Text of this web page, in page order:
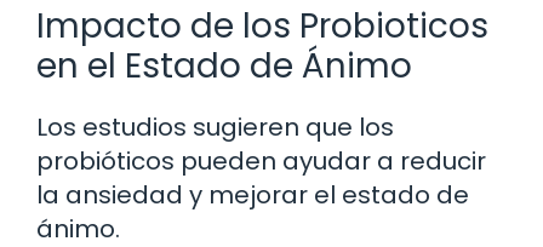
Impacto de los Probioticos
en el Estado de Ánimo
Los estudios sugieren que los
probióticos pueden ayudar a reducir
la ansiedad y mejorar el estado de
ánimo.